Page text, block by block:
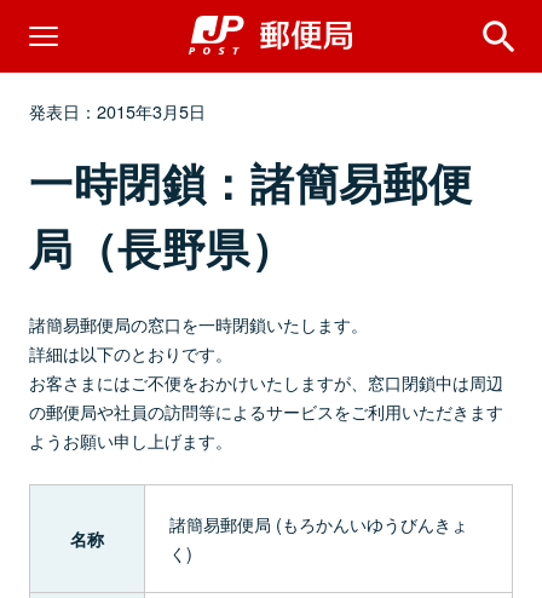
発表日：2015年3月5日
一時閉鎖：諸簡易郵便
局（長野県）
諸簡易郵便局の窓口を一時閉鎖いたします。
詳細は以下のとおりです。
お客さまにはご不便をおかけいたしますが、窓口閉鎖中は周辺
の郵便局や社員の訪問等によるサービスをご利用いただきます
ようお願い申し上げます。
名称
諸簡易郵便局 (もろかんいゆうびんきょ
く)